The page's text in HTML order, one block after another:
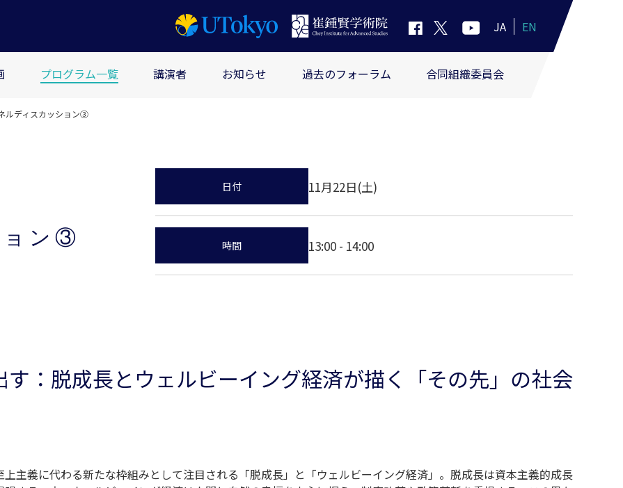
JA EN
プログラム一覧 講演者 お知らせ 過去のフォーラム 合同組織委員会
ルディスカッション③
ョン③
日付 11月22日(土)
時間 13:00 - 14:00
：脱成長とウェルビーイング経済が描く「その先」の社会
主義に代わる新たな枠組みとして注目される「脱成長」と「ウェルビーイング経済」。脱成長は資本主義的成長